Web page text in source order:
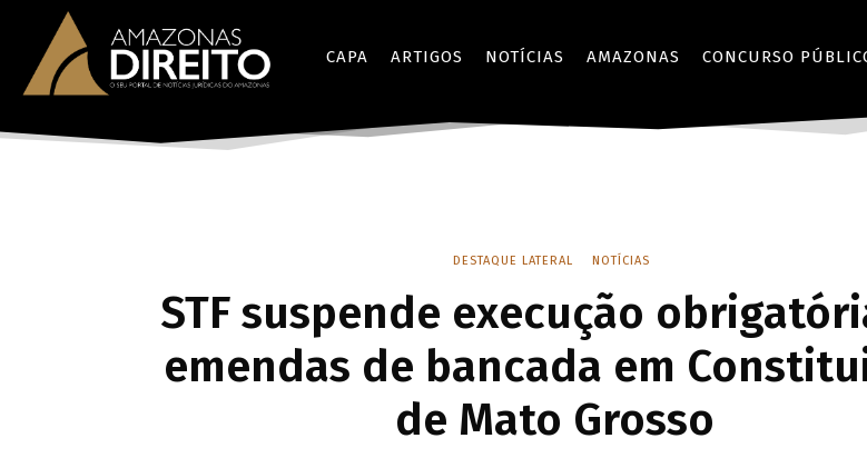
CAPA ARTIGOS NOTÍCIAS AMAZONAS CONCURSO
DESTAQUE LATERAL NOTÍCIAS
STF suspende execução
emendas de bancada em
de Mato Grosso